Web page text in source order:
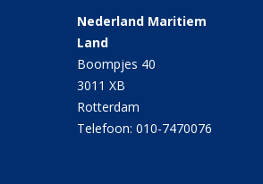
Nederland Maritiem
Land
Boompjes 40
3011 XB
Rotterdam
Telefoon: 010-7470076